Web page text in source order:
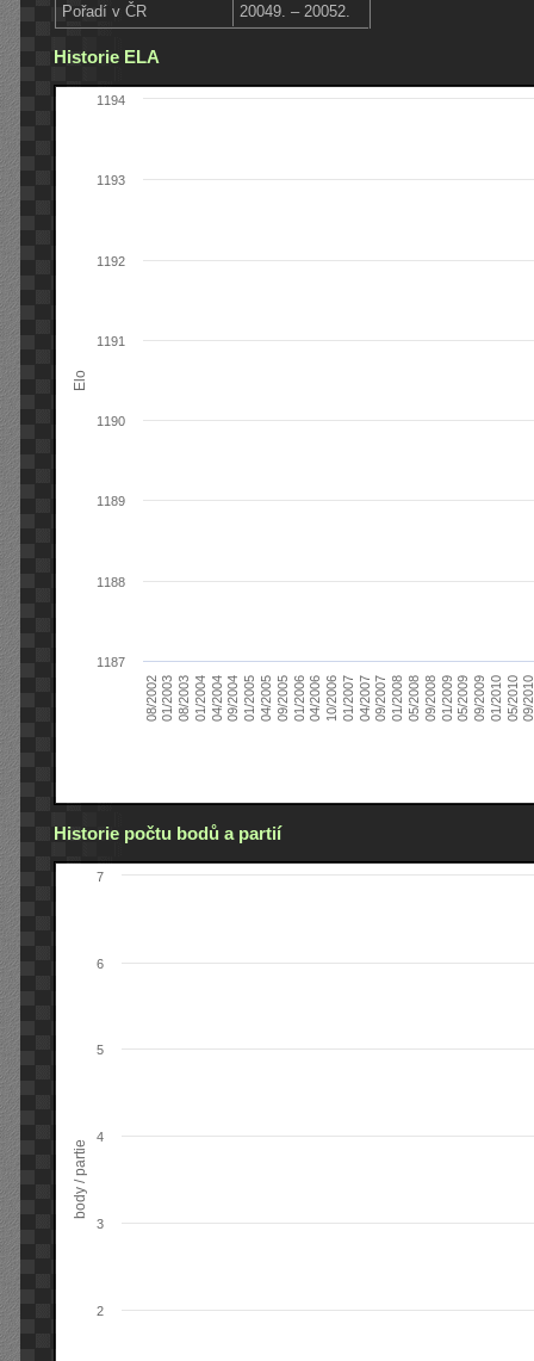
Pořadí v ČR
20049. – 20052.
Historie ELA
Elo
08/200201/200308/200301/200404/200409/200401/200504/200509/200501/200604/200610/200601/200704/200709/200701/200805/200809/200801/200905/200909/200901/201005/201009/
1187
1188
1189
1190
1191
1192
1193
1194
Historie počtu bodů a partií
body / partie
2
3
4
5
6
7